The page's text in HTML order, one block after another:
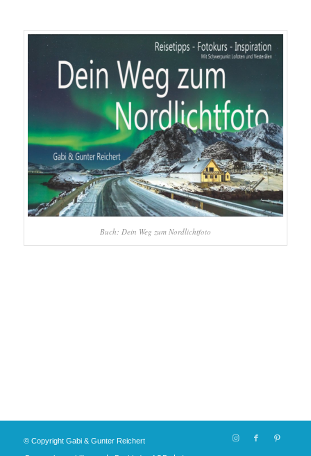
Buch: Dein Weg zum Nordlichtfoto
© Copyright Gabi & Gunter Reichert